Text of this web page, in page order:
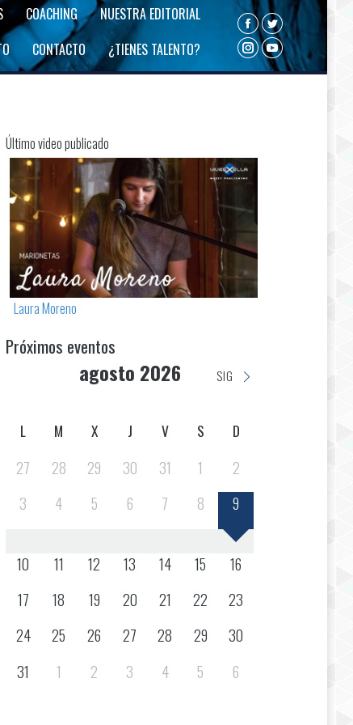
COACHING
NUESTRA EDITORIAL
CONTACTO ¿TIENES TALENTO?
Facebook
Twitter
Instagram
YouTube
Último video publicado
Laura Moreno
Próximos eventos
agosto 2026 SIG
L M X J V S D
27 28 29 30 31 1
2
3
4 5 6 7 8 9
10 11 12 13 14 15
16
17
18 19 20 21 22
23
24
25 26 27 28 29
30
31
1 2 3 4 5 6